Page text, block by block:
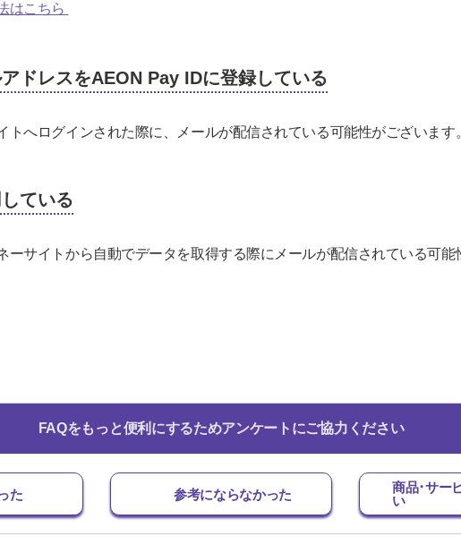
はこちら
ドレスをAEON Pay IDに登録している
トへログインされた際に、メールが配信されている可能性がございます。
ている
ーサイトから自動でデータを取得する際にメールが配信されている可能
FAQをもっと便利にするためアンケートにご協力ください
た 参考にならなかった
商品･サー
い